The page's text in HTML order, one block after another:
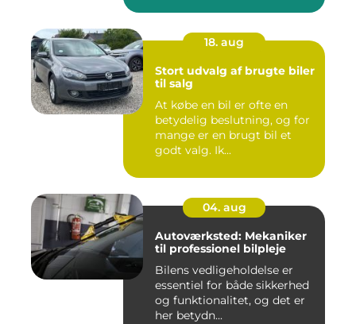
18. aug
Stort udvalg af brugte biler
til salg
At købe en bil er ofte en
betydelig beslutning, og for
mange er en brugt bil et
godt valg. Ik...
04. aug
Autoværksted: Mekaniker
til professionel bilpleje
Bilens vedligeholdelse er
essentiel for både sikkerhed
og funktionalitet, og det er
her betydn...